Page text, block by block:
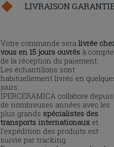
LIVRAISON
Votre commande sera livrée
vous en 15 jours ouvrés à
de la réception du paiement.
Les échantillons sont
habituellement livrés en
jours.
IPERCERAMICA collabore depuis
de nombreuses années avec les
plus grands spécialistes des
transports internationaux et
l'expédition des produits est
suivie par tracking.